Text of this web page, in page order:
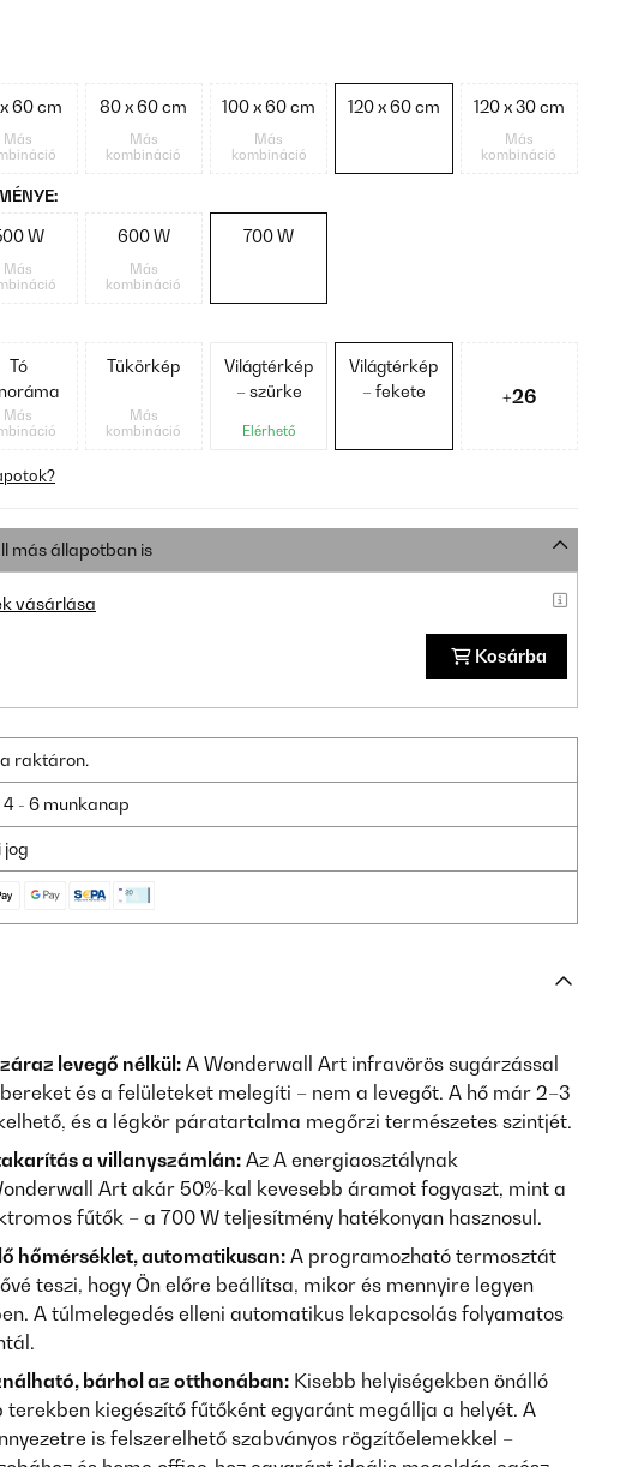
60 cm
Más
80 x 60 cm
Más
kombináció
100 x 60 cm
Más
kombináció
120 x 60 cm 120 x 30 cm
Más
kombináció
W
Más
600 W
Más
kombináció
700 W
Tó
Más
Tükörkép
Más
kombináció
Világtérkép
– szürke
Elérhető
Világtérkép
– fekete
+26
más állapotban is
vásárlása
Kosárba
raktáron.
4 - 6 munkanap
jog
levegő nélkül: A Wonderwall Art infravörös sugárzással
és a felületeket melegíti – nem a levegőt. A hő már 2–3
és a légkör páratartalma megőrzi természetes szintjét.
a villanyszámlán:Az A energiaosztálynak
Art akár 50%-kal kevesebb áramot fogyaszt, mint a
fűtők – a 700 W teljesítmény hatékonyan hasznosul.
hőmérséklet, automatikusan: A programozható termosztát
teszi, hogy Ön előre beállítsa, mikor és mennyire legyen
A túlmelegedés elleni automatikus lekapcsolás folyamatos
bárhol az otthonában: Kisebb helyiségekben önálló
terekben kiegészítő fűtőként egyaránt megállja a helyét. A
is felszerelhető szabványos rögzítőelemekkel –